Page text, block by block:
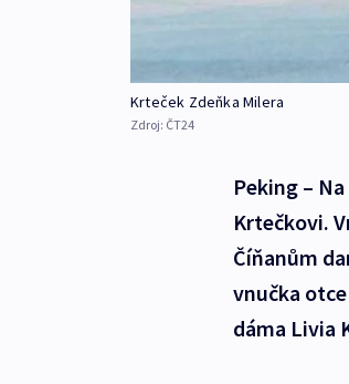
Krteček Zdeňka Milera
Zdroj: ČT24
Peking –
Krtečkovi.
Číňanům
vnučka
dáma Livia